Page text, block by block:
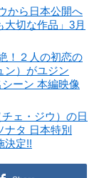
から日本公開へ
切な作品」3月
！２人の初恋の
ン）がユジン
ーン 本編映像
ェ・ジウ）の日
タ 日本特別
決定!!